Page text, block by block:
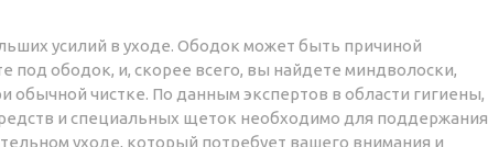
усилий в уходе. Ободок может быть причиной
под ободок, и, скорее всего, вы найдете миндволоски,
обычной чистке. По данным экспертов в области гигиены,
и специальных щеток необходимо для поддержания
уходе, который потребует вашего внимания и